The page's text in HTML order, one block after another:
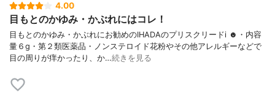
4.00
目もとのかゆみ・かぶれにはコレ！
目もとのかゆみ・かぶれにお勧めのIHADAのプリスクリードi ☻︎・内容
量６g・第２類医薬品・ノンステロイド花粉やその他アレルギーなどで
目の周りが痒かったり、か…続きを見る